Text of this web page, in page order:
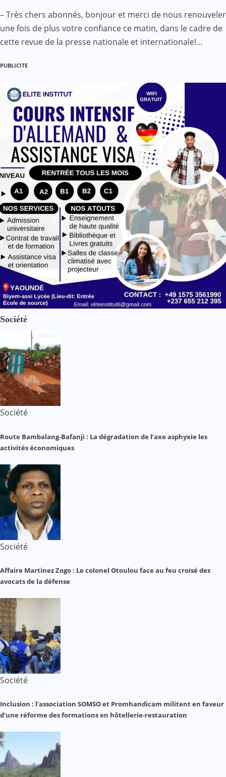
– Très chers abonnés, bonjour et merci de nous renouveler
une fois de plus votre confiance ce matin, dans le cadre de
cette revue de la presse nationale et internationale!…
PUBLICITE
Société
Société
Route Bambalang-Bafanji : La dégradation de l’axe asphyxie les
activités économiques
Société
Affaire Martinez Zogo : Le colonel Otoulou face au feu croisé des
avocats de la défense
Société
Inclusion : l’association SOMSO et Promhandicam militent en faveur
d’une réforme des formations en hôtellerie-restauration